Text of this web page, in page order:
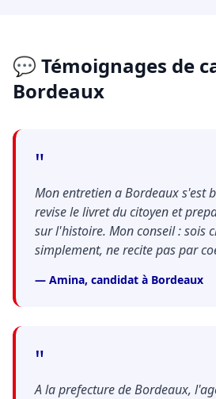
💬 Témoignages de
Bordeaux
"
Mon entretien a Bordeaux s'est
revise le livret du citoyen et
sur l'histoire. Mon conseil : sois
simplement, ne recite pas par
— Amina, candidat à Bordeaux
"
A la prefecture de Bordeaux,